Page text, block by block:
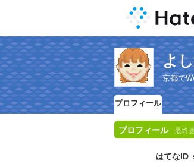
よ
京都で
プロフィール
プロフィール 最終
はてなID